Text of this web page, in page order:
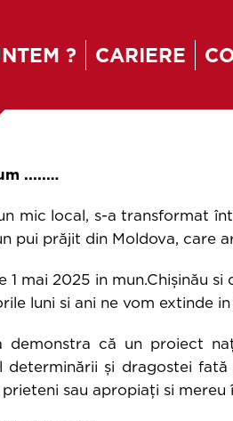
MENIURICUPMIX
? CARIERE
.....…
mic local, s-a transformat
pui prăjit din Moldova, care
mai 2025 in mun.Chișinău
luni si ani ne vom extinde
că un proiect
determinării și dragostei
sau apropiați si mereu